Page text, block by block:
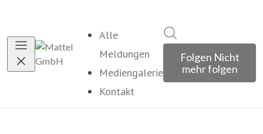
Alle
Meldungen
Mediengalerie
Kontakt
Folgen Nicht
mehr folgen